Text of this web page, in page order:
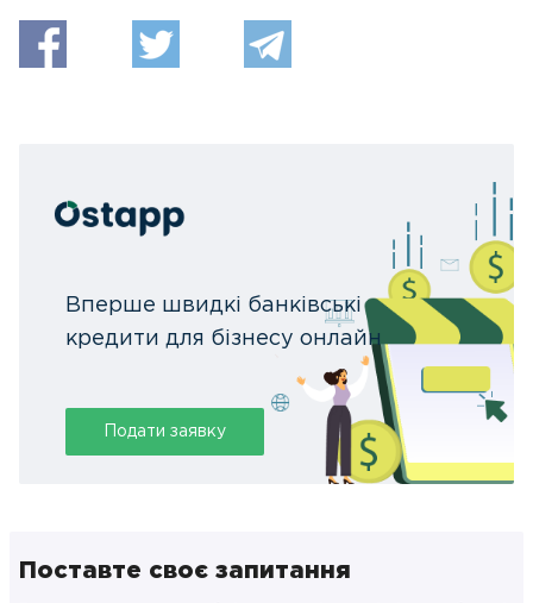
Вперше швидкі банківські
кредити для бізнесу онлайн
Подати заявку
Поставте своє запитання